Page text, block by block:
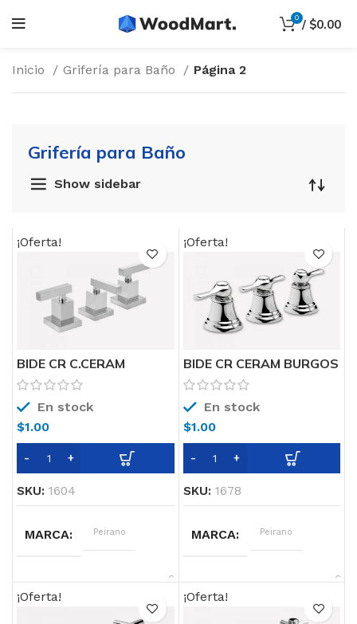
0 / $0.00
Inicio Grifería para Baño Página 2
Grifería para Baño
Show sidebar
¡Oferta!
BIDE CR C.CERAM
CASTILLA 70-153
Peirano
En stock
$1.00
SKU: 1604
MARCA Peirano
CARACTERISTICAS
Cierre
cerámico
¡Oferta!
BIDE CR CERAM BURGOS
LEVER 319 Peirano
En stock
$1.00
SKU: 1678
MARCA Peirano
CARACTERISTICAS
¡Oferta! ¡Oferta!